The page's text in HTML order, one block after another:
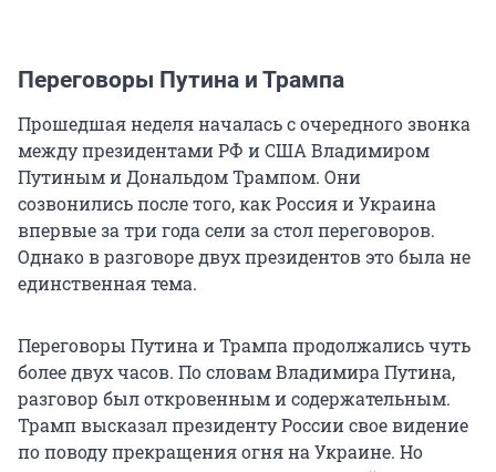
Переговоры Путина и Трампа
Прошедшая неделя началась с очередного звонка
между президентами РФ и США Владимиром
Путиным и Дональдом Трампом. Они
созвонились после того, как Россия и Украина
впервые за три года сели за стол переговоров.
Однако в разговоре двух президентов это была не
единственная тема.
Переговоры Путина и Трампа продолжались чуть
более двух часов. По словам Владимира Путина,
разговор был откровенным и содержательным.
Трамп высказал президенту России свое видение
по поводу прекращения огня на Украине. Но